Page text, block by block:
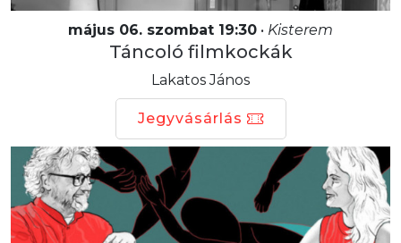
május 06. szombat 19:30 • Kisterem
Táncoló filmkockák
Lakatos János
Jegyvásárlás